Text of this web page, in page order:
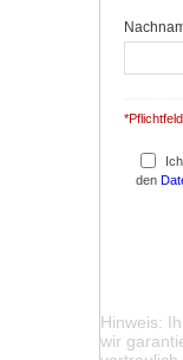
den
Hinweis:
wir